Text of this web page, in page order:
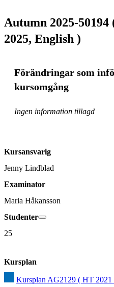
Autumn 2025-
2025, English )
Förändringar som
kursomgång
Ingen information tillagd
Kursansvarig
Jenny Lindblad
Examinator
Maria Håkansson
Studenter
25
Kursplan
Kursplan AG2129 ( HT 2021